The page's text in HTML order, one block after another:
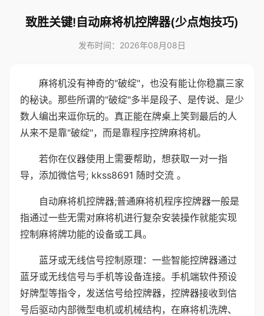
致胜关键!自动麻将机控牌器(少点炮技巧)
发布时间：2026年08月08日
麻将机没有神奇的"破绽"，也没有能让你稳赢三家
的秘诀。那些所谓的"破绽"多半是段子、是传说、是少
数人编出来逗你玩的。真正能在牌桌上笑到最后的人
从来不是靠"破绽"，而是靠程序控牌麻将机。
若你在仪器使用上需要帮助，想获取一对一指
导，添加微信号; kkss8691 随时交流 。
自动麻将机控牌器;普通麻将机程序控牌器一般是
指通过一些无需对麻将机进行复杂安装操作就能实现
控制麻将牌功能的设备或工具。
蓝牙或无线信号控制原理：一些智能控牌器通过
蓝牙或无线信号与手机等设备连接。手机端软件预设
好牌型等指令，发送信号给控牌器，控牌器接收到信
号后驱动内部微型电机或机械结构，在麻将机洗牌、